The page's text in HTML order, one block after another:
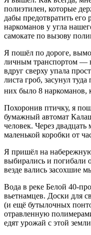
полиэтилен, которые
дабы предотвратить
наркоманов у угла
самокате по вызову
Я пошёл по дороге,
личным транспортом —
вдруг сверху упала
листа гроб, засунул
них было 8 наркоманов,
Похоронив птичку, я
бумажный автомат
человек. Через
маленькой коробки от
Я пришёл на
выбирались и погибали
везде вались
Вода в реке Белой 40-
вьетнамцев. Доски для
(и ещё бутылочных
отравленную
едят урожай с этой